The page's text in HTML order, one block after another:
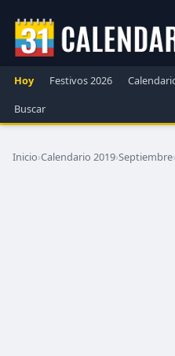
Hoy Festivos 2026
Buscar
Inicio›Calendario 2019›Septiembre›